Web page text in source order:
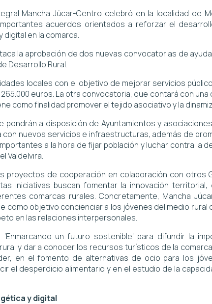
Mancha Júcar-Centro celebró en la localidad de
acuerdos orientados a reforzar el
en la comarca.
la aprobación de dos nuevas convocatorias de
Desarrollo Rural.
locales con el objetivo de mejorar servicios
euros. La otra convocatoria, que contará con una
como finalidad promover el tejido asociativo y la
pondrán a disposición de Ayuntamientos y
nuevos servicios e infraestructuras, además de
a la hora de fijar población y luchar contra la
Valdelvira.
proyectos de cooperación en colaboración con otros
iniciativas buscan fomentar la innovación
comarcas rurales. Concretamente, Mancha
como objetivo concienciar a los jóvenes del medio
en las relaciones interpersonales.
un futuro sostenible’ para difundir la
y dar a conocer los recursos turísticos de la
en el fomento de alternativas de ocio para los
el desperdicio alimentario y en el estudio de la
y digital